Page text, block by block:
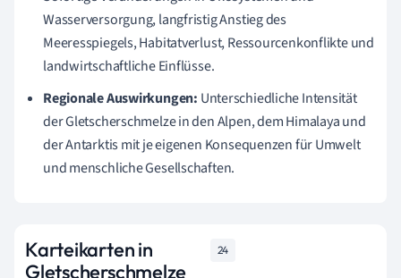
Wasserversorgung, langfristig Anstieg des
Meeresspiegels, Habitatverlust, Ressourcenkonflikte und
landwirtschaftliche Einflüsse.
Regionale Auswirkungen: Unterschiedliche Intensität
der Gletscherschmelze in den Alpen, dem Himalaya und
der Antarktis mit je eigenen Konsequenzen für Umwelt
und menschliche Gesellschaften.
Karteikarten in
Gletscherschmelze
24